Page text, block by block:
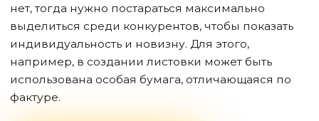
нет, тогда нужно постараться максимально
выделиться среди конкурентов, чтобы показать
индивидуальность и новизну. Для этого,
например, в создании листовки может быть
использована особая бумага, отличающаяся по
фактуре.